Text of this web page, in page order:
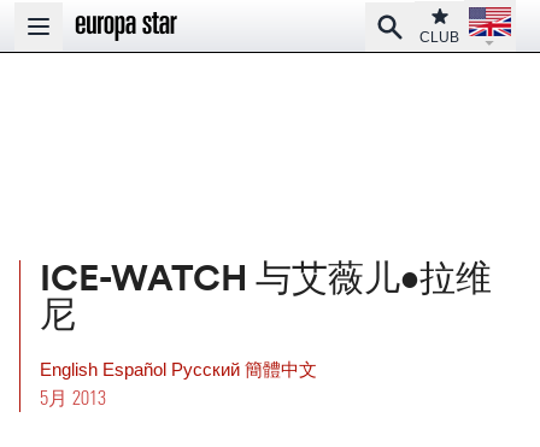
Open main menu
SearchClub
CLUB
Open
ICE-WATCH 与艾薇儿•拉维
尼
English Español Pусский 簡體中文
5月 2013